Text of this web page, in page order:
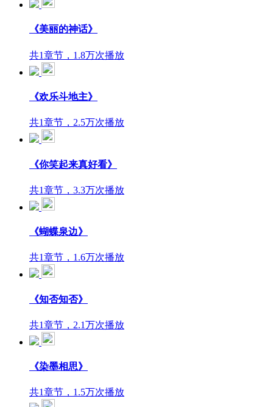
《美丽的神话》
共1章节，1.8万次播放
《欢乐斗地主》
共1章节，2.5万次播放
《你笑起来真好看》
共1章节，3.3万次播放
《蝴蝶泉边》
共1章节，1.6万次播放
《知否知否》
共1章节，2.1万次播放
《染墨相思》
共1章节，1.5万次播放